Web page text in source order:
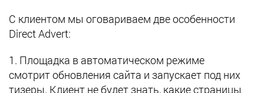
С клиентом мы оговариваем две особенности
Direct Advert:
1. Площадка в автоматическом режиме
смотрит обновления сайта и запускает под них
тизеры. Клиент не будет знать, какие страницы